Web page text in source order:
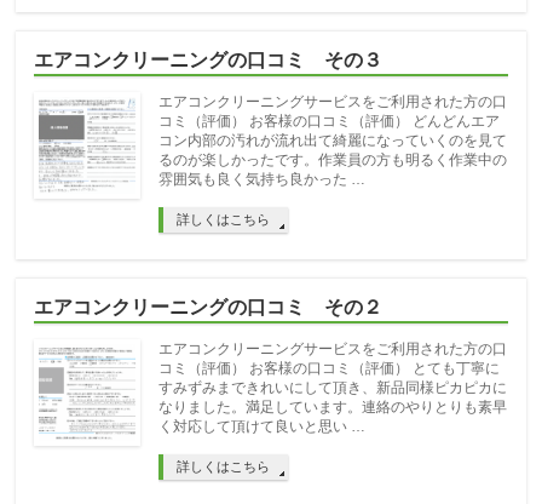
エアコンクリーニングの口コミ その３
エアコンクリーニングサービスをご利用された方の口
コミ（評価） お客様の口コミ（評価） どんどんエア
コン内部の汚れが流れ出て綺麗になっていくのを見て
るのが楽しかったです。作業員の方も明るく作業中の
雰囲気も良く気持ち良かった …
詳しくはこちら
エアコンクリーニングの口コミ その２
エアコンクリーニングサービスをご利用された方の口
コミ（評価） お客様の口コミ（評価） とても丁寧に
すみずみまできれいにして頂き、新品同様ピカピカに
なりました。満足しています。連絡のやりとりも素早
く対応して頂けて良いと思い …
詳しくはこちら